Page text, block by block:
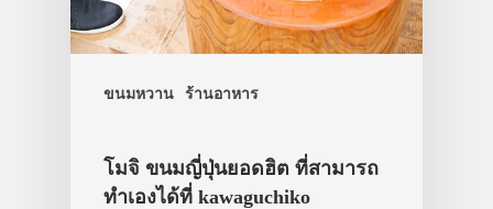
ขนมหวาน ร้านอาหาร
โมจิ ขนมญี่ปุ่นยอดฮิต ที่สามารถ
ทำเองได้ที่ kawaguchiko